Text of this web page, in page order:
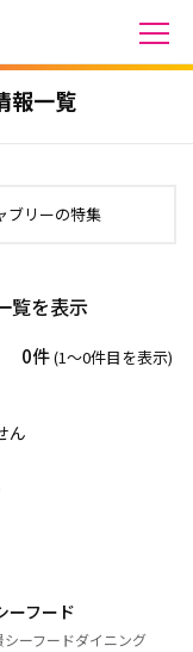
報一覧
ブリーの特集
覧を表示
0件(1〜0件目を表示)
ん
ーフード
ーフードダイニング